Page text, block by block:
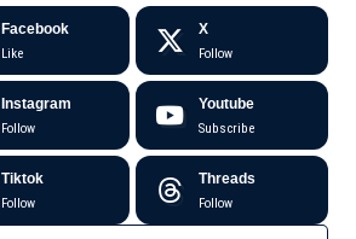
Facebook
Like
X
Follow
Instagram
Follow
Youtube
Subscribe
Tiktok
Follow
Threads
Follow